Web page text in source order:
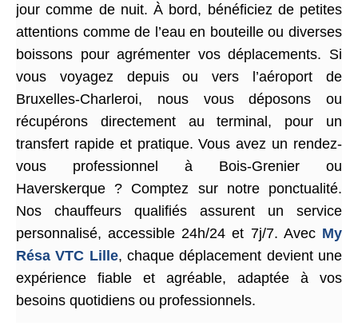
jour comme de nuit. À bord, bénéficiez de petites
attentions comme de l’eau en bouteille ou diverses
boissons pour agrémenter vos déplacements. Si
vous voyagez depuis ou vers l’aéroport de
Bruxelles-Charleroi, nous vous déposons ou
récupérons directement au terminal, pour un
transfert rapide et pratique. Vous avez un rendez-
vous professionnel à Bois-Grenier ou
Haverskerque ? Comptez sur notre ponctualité.
Nos chauffeurs qualifiés assurent un service
personnalisé, accessible 24h/24 et 7j/7. Avec My
Résa VTC Lille, chaque déplacement devient une
expérience fiable et agréable, adaptée à vos
besoins quotidiens ou professionnels.